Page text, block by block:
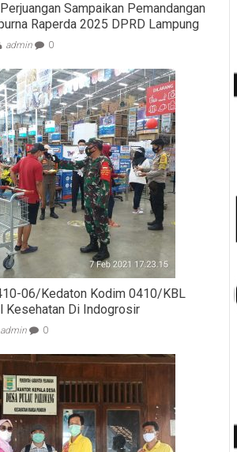
Sampaikan Pemandangan
Raperda 2025 DPRD Lampung
admin 0
06/Kedaton Kodim 0410/KBL
Kesehatan Di Indogrosir
admin 0